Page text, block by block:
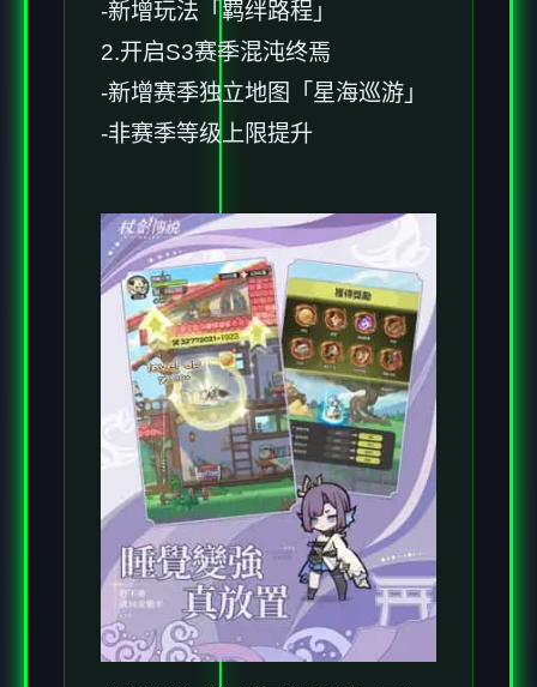
-新增玩法「羁绊路程」
2.开启S3赛季混沌终焉
-新增赛季独立地图「星海巡游」
-非赛季等级上限提升